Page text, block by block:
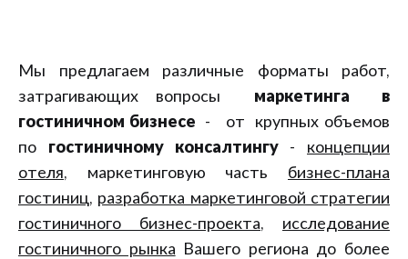
Мы предлагаем различные форматы работ,
затрагивающих вопросы маркетинга в
гостиничном бизнесе
- от крупных объемов
по гостиничному консалтингу- концепции
отеля, маркетинговую часть бизнес-плана
гостиниц, разработка маркетинговой стратегии
гостиничного бизнес-проекта, исследование
гостиничного рынка Вашего региона до более